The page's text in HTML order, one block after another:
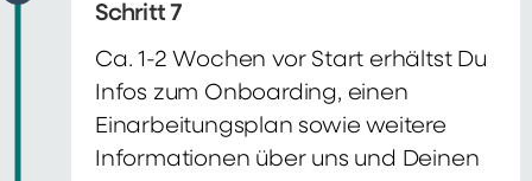
Schritt 7
Ca. 1-2 Wochen vor Start erhältst Du
Infos zum Onboarding, einen
Einarbeitungsplan sowie weitere
Informationen über uns und Deinen